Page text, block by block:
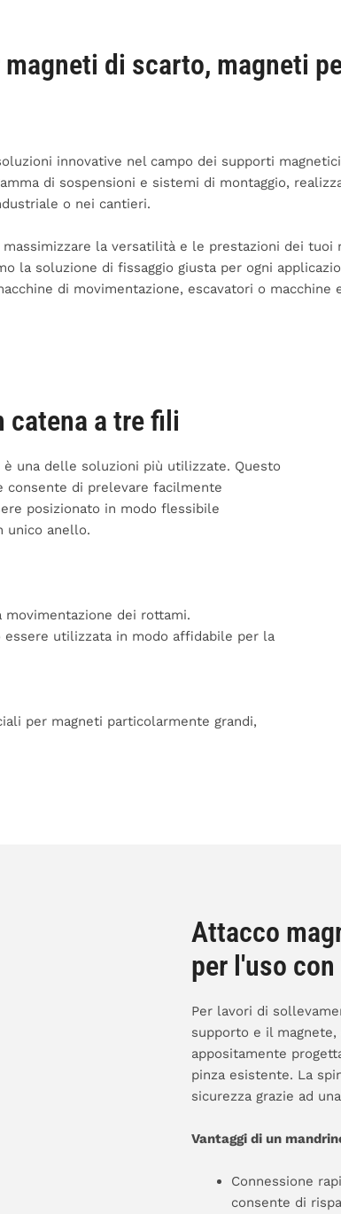
di scarto, magneti
innovative nel campo dei supporti
di sospensioni e sistemi di montaggio,
o nei cantieri.
la versatilità e le prestazioni dei
la soluzione di fissaggio giusta per ogni
di movimentazione, escavatori o
a tre fili
una delle soluzioni più utilizzate. Questo
consente di prelevare facilmente
posizionato in modo flessibile
unico anello.
movimentazione dei rottami.
essere utilizzata in modo affidabile per la
per magneti particolarmente grandi,
Attacco
per l'uso
Per lavori di
supporto e il
appositamente
pinza esistente. La
sicurezza grazie ad
Vantaggi di un
Connessione
consente di